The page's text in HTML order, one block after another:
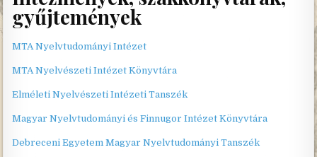
gyűjtemények
MTA Nyelvtudományi Intézet
MTA Nyelvészeti Intézet Könyvtára
Elméleti Nyelvészeti Intézeti Tanszék
Magyar Nyelvtudományi és Finnugor Intézet Könyvtára
Debreceni Egyetem Magyar Nyelvtudományi Tanszék